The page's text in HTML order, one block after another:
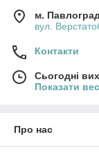
м.
вул.
Контакти
Сьогодні
Показати
Про нас